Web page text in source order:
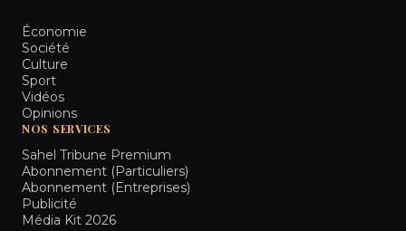
Économie
Société
Culture
Sport
Vidéos
Opinions
NOS SERVICES
Sahel Tribune Premium
Abonnement (Particuliers)
Abonnement (Entreprises)
Publicité
Média Kit 2026